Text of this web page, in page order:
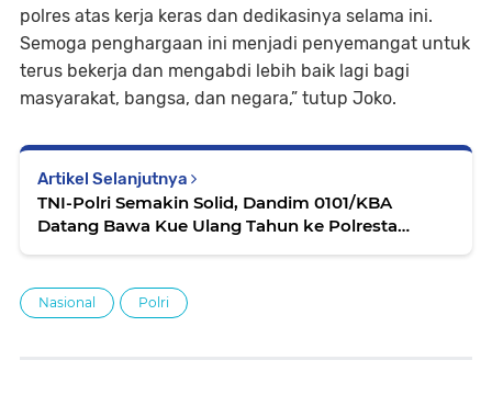
polres atas kerja keras dan dedikasinya selama ini.
Semoga penghargaan ini menjadi penyemangat untuk
terus bekerja dan mengabdi lebih baik lagi bagi
masyarakat, bangsa, dan negara,” tutup Joko.
Artikel Selanjutnya
TNI-Polri Semakin Solid, Dandim 0101/KBA
Datang Bawa Kue Ulang Tahun ke Polresta
Nasional Polri